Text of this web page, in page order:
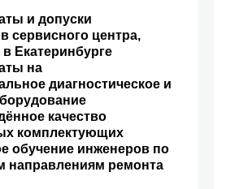
и допуски
сервисного центра,
Екатеринбурге
на
диагностическое и
качество
комплектующих
обучение инженеров по
ремонта